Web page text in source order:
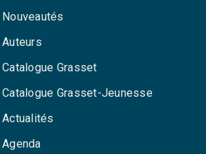
Nouveautés
Auteurs
Catalogue Grasset
Catalogue Grasset-Jeunesse
Actualités
Agenda